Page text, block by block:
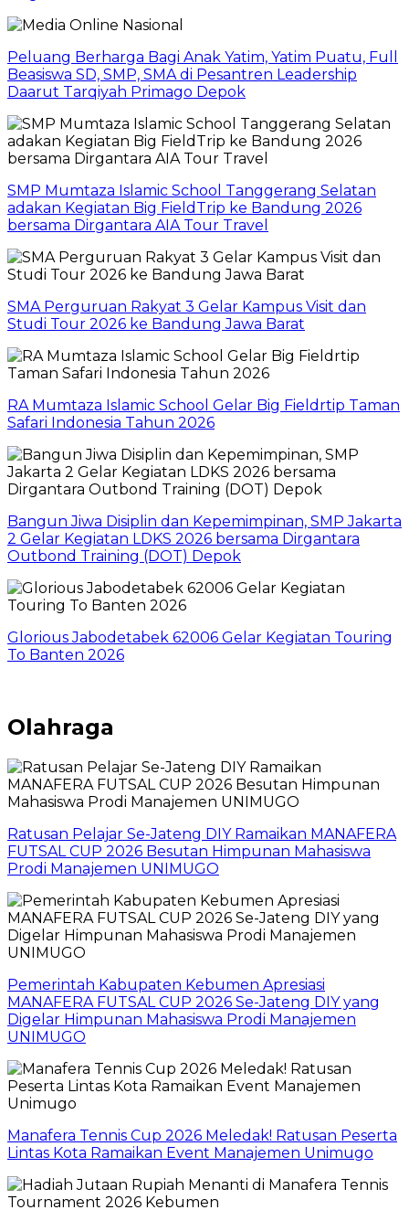
Peluang Berharga Bagi Anak Yatim, Yatim Puatu, Full
Beasiswa SD, SMP, SMA di Pesantren Leadership
Daarut Tarqiyah Primago Depok
SMP Mumtaza Islamic School Tanggerang Selatan
adakan Kegiatan Big FieldTrip ke Bandung 2026
bersama Dirgantara AIA Tour Travel
SMA Perguruan Rakyat 3 Gelar Kampus Visit dan
Studi Tour 2026 ke Bandung Jawa Barat
RA Mumtaza Islamic School Gelar Big Fieldrtip Taman
Safari Indonesia Tahun 2026
Bangun Jiwa Disiplin dan Kepemimpinan, SMP Jakarta
2 Gelar Kegiatan LDKS 2026 bersama Dirgantara
Outbond Training (DOT) Depok
Glorious Jabodetabek 62006 Gelar Kegiatan Touring
To Banten 2026
Olahraga
Ratusan Pelajar Se-Jateng DIY Ramaikan MANAFERA
FUTSAL CUP 2026 Besutan Himpunan Mahasiswa
Prodi Manajemen UNIMUGO
Pemerintah Kabupaten Kebumen Apresiasi
MANAFERA FUTSAL CUP 2026 Se-Jateng DIY yang
Digelar Himpunan Mahasiswa Prodi Manajemen
UNIMUGO
Manafera Tennis Cup 2026 Meledak! Ratusan Peserta
Lintas Kota Ramaikan Event Manajemen Unimugo